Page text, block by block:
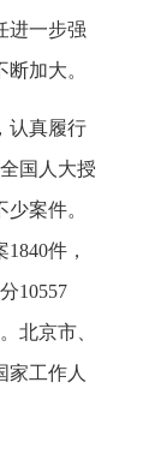
进一步强
加大。
认真履行
国人大授
案件。
件，
10557
北京市、
家工作人